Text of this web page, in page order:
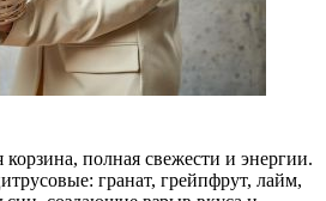
полная свежести и энергии.
гранат, грейпфрут, лайм,